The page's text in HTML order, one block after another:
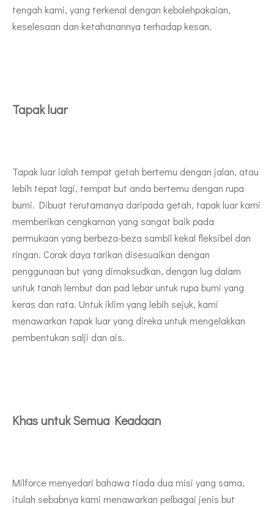
tengah kami, yang terkenal dengan kebolehpakaian,
keselesaan dan ketahanannya terhadap kesan.
Tapak luar
Tapak luar ialah tempat getah bertemu dengan jalan, atau
lebih tepat lagi, tempat but anda bertemu dengan rupa
bumi. Dibuat terutamanya daripada getah, tapak luar kami
memberikan cengkaman yang sangat baik pada
permukaan yang berbeza-beza sambil kekal fleksibel dan
ringan. Corak daya tarikan disesuaikan dengan
penggunaan but yang dimaksudkan, dengan lug dalam
untuk tanah lembut dan pad lebar untuk rupa bumi yang
keras dan rata. Untuk iklim yang lebih sejuk, kami
menawarkan tapak luar yang direka untuk mengelakkan
pembentukan salji dan ais.
Khas untuk Semua Keadaan
Milforce menyedari bahawa tiada dua misi yang sama,
itulah sebabnya kami menawarkan pelbagai jenis but